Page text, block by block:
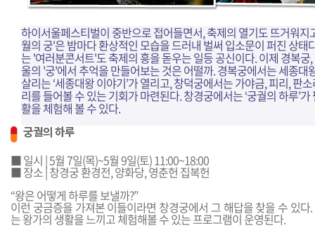
하이서울페스티벌이 중반으로 접어들면서, 축제의 열기도 뜨거워지
월의 궁'은 밤마다 환상적인 모습을 드러내 벌써 입소문이 퍼진 상태
는 '여러분콘서트'도 축제의 흥을 돋우는 일등 공신이다. 이제 경복궁
울의 '궁'에서 추억을 만들어보는 것은 어떨까. 경복궁에서는 세종대
살리는 ‘세종대왕 이야기’가 열리고, 창덕궁에서는 가야금, 피리, 판
리를 들어볼 수 있는 기회가 마련된다. 창경궁에서는 ‘궁궐의 하루’
활을 체험해 볼 수 있다.
궁궐의 하루
■ 일시 | 5월 7일(목)~5월 9일(토) 11:00~18:00
■ 장소 | 창경궁 환경전, 양화당, 영춘헌 집복헌
“왕은 어떻게 하루를 보낼까?”
이런 궁금증을 가져본 이들이라면 창경궁에서 그 해답을 찾을 수 있
는 왕가의 생활을 느끼고 체험해볼 수 있는 프로그램이 운영된다.